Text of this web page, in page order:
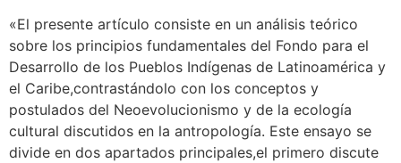
«El presente artículo consiste en un análisis teórico
sobre los principios fundamentales del Fondo para el
Desarrollo de los Pueblos Indígenas de Latinoamérica y
el Caribe,contrastándolo con los conceptos y
postulados del Neoevolucionismo y de la ecología
cultural discutidos en la antropología. Este ensayo se
divide en dos apartados principales,el primero discute